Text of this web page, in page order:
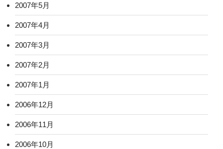
2007年5月
2007年4月
2007年3月
2007年2月
2007年1月
2006年12月
2006年11月
2006年10月